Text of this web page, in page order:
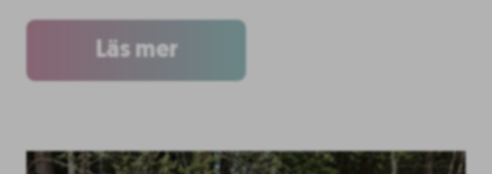
Läs mer